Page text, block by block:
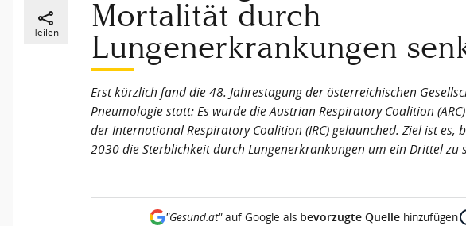
Teilen
Mortalität durch
Lungenerkrankungen
Erst kürzlich fand die 48. Jahrestagung der österreichischen
Pneumologie statt: Es wurde die Austrian Respiratory Coalition
der International Respiratory Coalition (IRC) gelaunched. Ziel ist es,
2030 die Sterblichkeit durch Lungenerkrankungen um ein Drittel zu
"Gesund.at"auf Google als bevorzugte Quellehinzufügen